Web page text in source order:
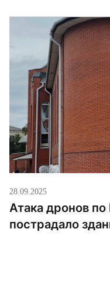
времена церковь
убежищем»,
свет. Говоря о
подчеркнул, что […]
28.09.2025
Атака дронов
пострадало